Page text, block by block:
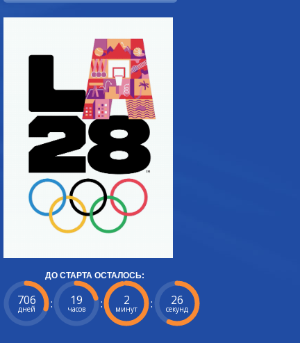
ДО СТАРТА ОСТАЛОСЬ:
706
дней : 19
часов : 2
минут : 25
секунд